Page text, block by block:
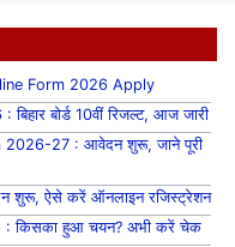
Form 2026 Apply
बोर्ड 10वीं रिजल्ट, आज जारी
2026-27 : आवेदन शुरू, जाने पूरी
शुरू, ऐसे करें ऑनलाइन रजिस्ट्रेशन
किसका हुआ चयन? अभी करें चेक